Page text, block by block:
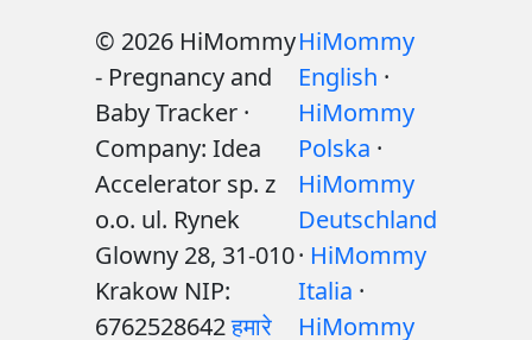
© 2026 HiMommy
- Pregnancy and
Baby Tracker ·
Company: Idea
Accelerator sp. z
o.o. ul. Rynek
Glowny 28, 31-010
Krakow NIP:
6762528642हमारे
HiMommy
English ·
HiMommy
Polska ·
HiMommy
Deutschland
· HiMommy
Italia ·
HiMommy